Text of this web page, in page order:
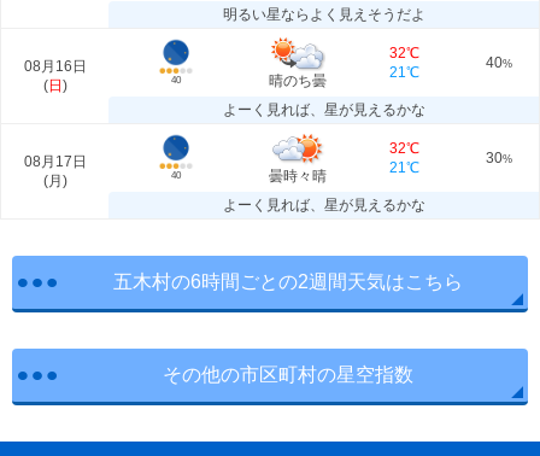
明るい星ならよく見えそうだよ
08月16日
(日 ) 40 晴のち曇
32℃
21℃
40%
よーく見れば、星が見えるかな
08月17日
(月 ) 40 曇時々晴
32℃
21℃
30%
よーく見れば、星が見えるかな
五木村の6時間ごとの2週間天気はこちら
その他の市区町村の星空指数